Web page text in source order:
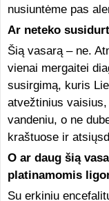
nusiuntėme pas
Ar neteko
Šią vasarą – ne.
vienai mergaitei
susirgimą, kuris
atvežtinius
vandeniu, o ne
kraštuose ir
O ar daug šią
platinamomis
Su erkiniu